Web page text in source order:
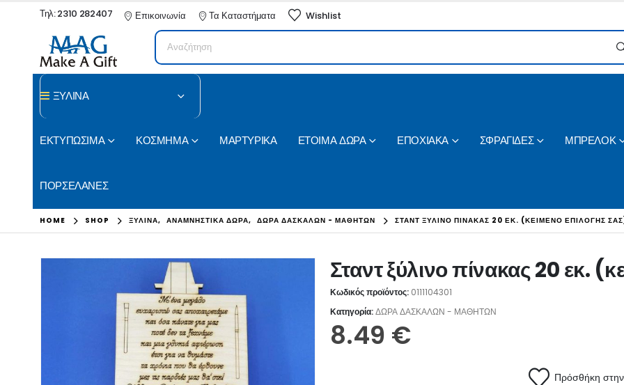
Τηλ: 2310 282407 Επικοινωνία Τα Καταστήματα Wishlist
ΞΥΛΙΝΑ
ΕΚΤΥΠΩΣΙΜΑ ΚΟΣΜΗΜΑ ΜΑΡΤΥΡΙΚΑ ΕΤΟΙΜΑ ΔΩΡΑ ΕΠΟΧΙΑΚΑ ΣΦΡΑΓΙΔΕΣ ΜΠΡΕΛΟΚ
ΠΟΡΣΕΛΑΝΕΣ
HOME SHOP ΞΥΛΙΝΑ, ΑΝΑΜΝΗΣΤΙΚΑ ΔΩΡΑ, ΔΩΡΑ ΔΑΣΚΑΛΩΝ - ΜΑΘΗΤΩΝ ΣΤΑΝΤ ΞΎΛΙΝΟ ΠΊΝΑΚΑΣ 20 ΕΚ. (ΚΕΊΜΕΝΟ ΕΠΙΛΟΓΉΣ
Σταντ ξύλινο πίνακας 20 εκ.
Κωδικός προϊόντος: 0111104301
Κατηγορία:ΔΩΡΑ ΔΑΣΚΑΛΩΝ - ΜΑΘΗΤΩΝ
8.49 €
Πρόσθήκη στην